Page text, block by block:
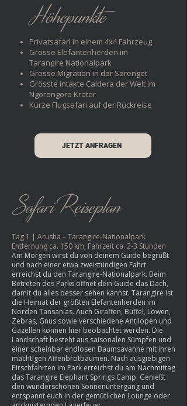
Höhepunkte
Privatsafari in einem 4x4 Fahrzeug
Grosse Elefantenherden im
Tarangire Nationalpark
Grosse Migration in der Serenget
Grösste intakte Caldera der Welt im
Ngorongoro Krater
Kurze Flugsafari auf der Rückreise
JETZT ANFRAGEN
Safari Reiseplan
Tag 1 | Arusha – Tarangire-Nationalpark
Entfernung ca. 150 km; Fahrzeit ca. 2-3 Stunden
Am Morgen wirst du von deinem Guide begrüßt
und nach einer etwa zweistündigen Fahrt
erreichst du den Tarangire-Nationalpark. Beim
Betreten des Parks öffnet dein Guide das Dach,
damit du alles besser sehen kannst. Tarangire ist
die Heimat der größten Elefantenherden im
Norden Tansanias. Auch Giraffen, Büffel, Löwen,
Zebras, Gnus sowie verschiedene Antilopen und
Gazellen können hier beobachtet werden. Die
Landschaft besteht aus saisonalen Sümpfen und
einer scheinbar endlosen Baumsavanne mit ihren
mächtigen Affenbrotbäumen. Nach ausgiebigen
Pirschfahrten im Park erreichst du am Nachmittag
das Tarangire Elephant Springs Camp. Genießt
den wunderschönen Sonnenuntergang und
entspannt euch in der gemütlichen Lounge oder